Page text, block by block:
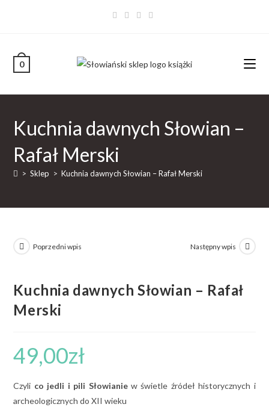
0
Kuchnia dawnych Słowian –
Rafał Merski
> Sklep > Kuchnia dawnych Słowian – Rafał Merski
Poprzedni wpis Następny wpis
Kuchnia dawnych Słowian – Rafał
Merski
49,00zł
Czyli co jedli i pili Słowianiew świetle źródeł historycznych i
archeologicznych do XII wieku